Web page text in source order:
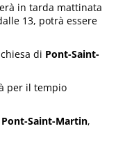
in tarda mattinata
13, potrà essere
di Pont-Saint-
per il tempio
Pont-Saint-Martin,